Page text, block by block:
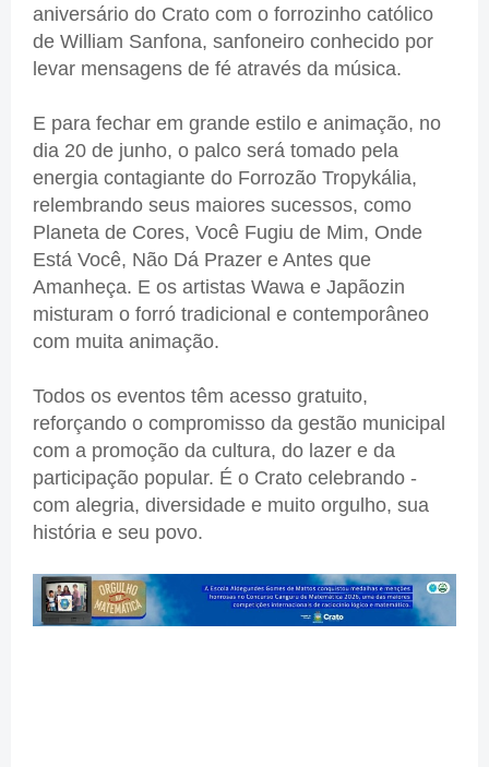
aniversário do Crato com o forrozinho católico
de William Sanfona, sanfoneiro conhecido por
levar mensagens de fé através da música.
E para fechar em grande estilo e animação, no
dia 20 de junho, o palco será tomado pela
energia contagiante do Forrozão Tropykália,
relembrando seus maiores sucessos, como
Planeta de Cores, Você Fugiu de Mim, Onde
Está Você, Não Dá Prazer e Antes que
Amanheça. E os artistas Wawa e Japãozin
misturam o forró tradicional e contemporâneo
com muita animação.
Todos os eventos têm acesso gratuito,
reforçando o compromisso da gestão municipal
com a promoção da cultura, do lazer e da
participação popular. É o Crato celebrando -
com alegria, diversidade e muito orgulho, sua
história e seu povo.